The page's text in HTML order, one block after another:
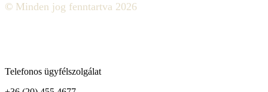
© Minden jog fenntartva 2026
Telefonos ügyfélszolgálat